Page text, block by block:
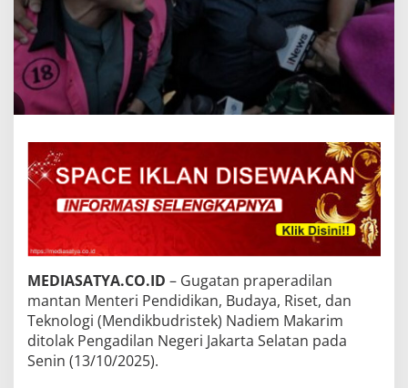
MEDIASATYA.CO.ID – Gugatan praperadilan
mantan Menteri Pendidikan, Budaya, Riset, dan
Teknologi (Mendikbudristek) Nadiem Makarim
ditolak Pengadilan Negeri Jakarta Selatan pada
Senin (13/10/2025).